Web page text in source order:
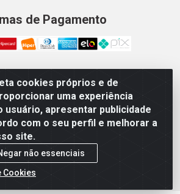
cookies próprios e de
uma experiência
usuário, apresentar publicidade
com o seu perfil e melhorar a
site.
não essenciais
Cookies
de Pagamento
de Rações LTDA - Rua Maximiano
Fortaleza/CE - CEP 60.863-260
26.133.872/0001-11